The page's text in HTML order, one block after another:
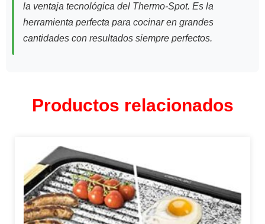
la ventaja tecnológica del Thermo-Spot. Es la
herramienta perfecta para cocinar en grandes
cantidades con resultados siempre perfectos.
Productos relacionados